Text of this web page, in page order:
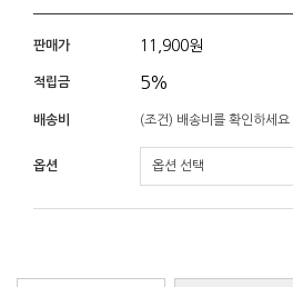
판매가 11,900원
적립금 5%
배송비 (조건) 배송비를 확인하세요
옵션